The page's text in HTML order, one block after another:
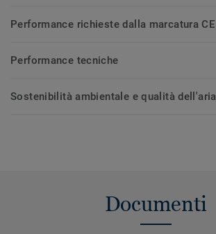
Performance richieste dalla marcatura CE
Performance tecniche
Sostenibilità ambientale e qualità dell'aria
Documenti